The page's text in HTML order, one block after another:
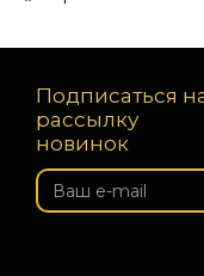
Подписаться
рассылку
новинок